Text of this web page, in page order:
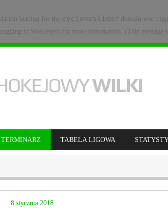
loading for the cycloneslider domain was
in WordPress for more information. (This message
TERMINARZ TABELA LIGOWA
8 stycznia 2018